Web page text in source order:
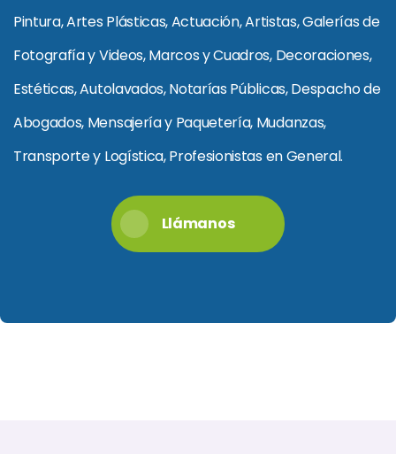
Pintura, Artes Plásticas, Actuación, Artistas, Galerías de
Fotografía y Videos, Marcos y Cuadros, Decoraciones,
Estéticas, Autolavados, Notarías Públicas, Despacho de
Abogados, Mensajería y Paquetería, Mudanzas,
Transporte y Logística, Profesionistas en General.
Llámanos